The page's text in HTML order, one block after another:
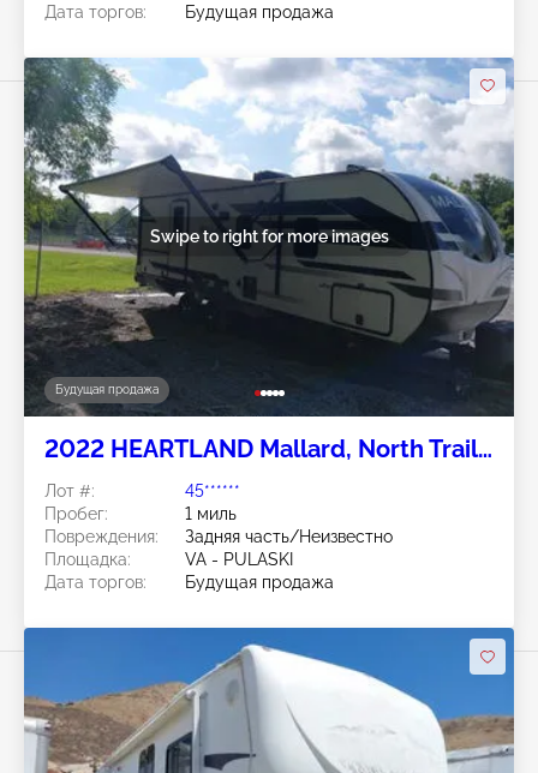
Дата торгов:
Будущая продажа
Будущая продажа
Swipe to right for more images
2022 HEARTLAND Mallard, North Trail,
Лот #:
45******
Пробег:
1 миль
Повреждения:
Задняя часть/Неизвестно
Площадка:
VA - PULASKI
Дата торгов:
Будущая продажа